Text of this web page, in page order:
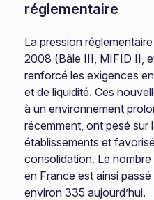
réglementaire
La pression
2008 (Bâle III, MIFID II,
renforcé les exigences
et de liquidité. Ces
à un environnement
récemment, ont pesé sur
établissements et
consolidation. Le nombre
en France est ainsi
environ 335 aujourd’hui.